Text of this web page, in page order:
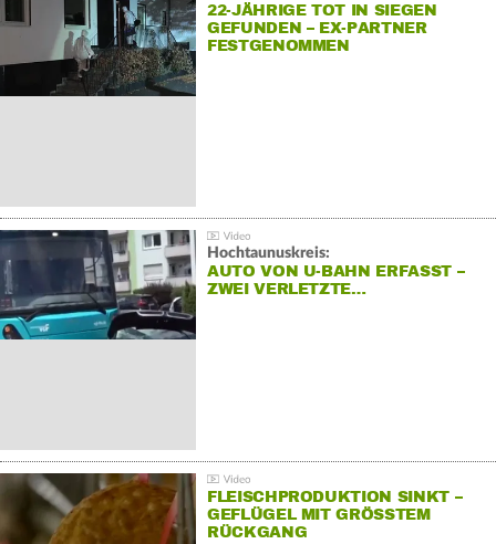
22-JÄHRIGE TOT IN SIEGEN
GEFUNDEN – EX-PARTNER
FESTGENOMMEN
Hochtaunuskreis:
AUTO VON U-BAHN ERFASST –
ZWEI VERLETZTE…
FLEISCHPRODUKTION SINKT –
GEFLÜGEL MIT GRÖSSTEM R
ÜCKGANG